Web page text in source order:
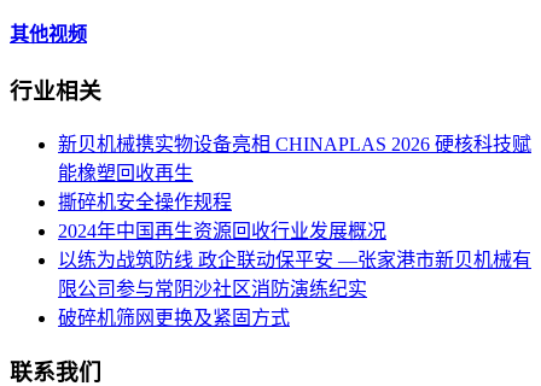
其他视频
行业相关
新贝机械携实物设备亮相 CHINAPLAS 2026 硬核科技赋
能橡塑回收再生
撕碎机安全操作规程
2024年中国再生资源回收行业发展概况
以练为战筑防线 政企联动保平安 —张家港市新贝机械有
限公司参与常阴沙社区消防演练纪实
破碎机筛网更换及紧固方式
联系我们